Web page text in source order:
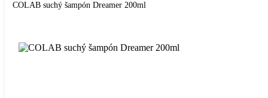
COLAB suchý šampón Dreamer 200ml